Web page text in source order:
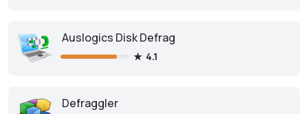
Auslogics Disk Defrag
4.1
Defraggler